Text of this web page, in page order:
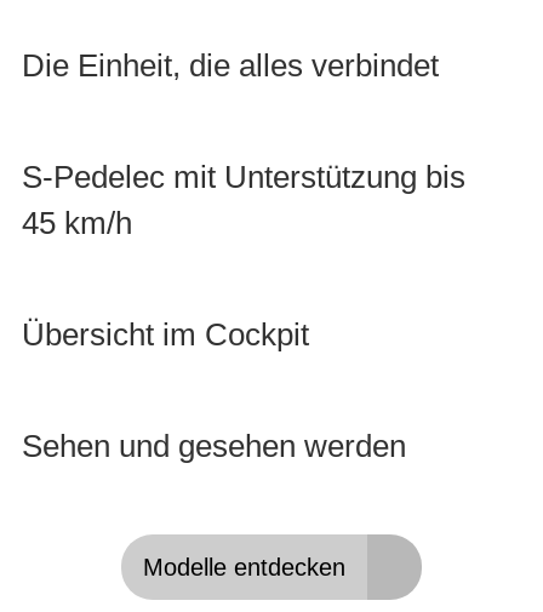
Die Einheit, die alles verbindet
S-Pedelec mit Unterstützung bis
45 km/h
Übersicht im Cockpit
Sehen und gesehen werden
Modelle entdecken